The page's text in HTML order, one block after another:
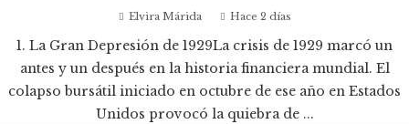
Elvira Márida Hace 2 días
1. La Gran Depresión de 1929La crisis de 1929 marcó un
antes y un después en la historia financiera mundial. El
colapso bursátil iniciado en octubre de ese año en Estados
Unidos provocó la quiebra de ...